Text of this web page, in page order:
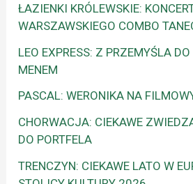
ŁAZIENKI KRÓLEWSKIE:
WARSZAWSKIEGO COMBO
LEO EXPRESS: Z PRZEMYŚLA
MENEM
PASCAL: WERONIKA NA
CHORWACJA: CIEKAWE
DO PORTFELA
TRENCZYN: CIEKAWE LATO W